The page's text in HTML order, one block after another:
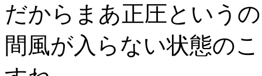
だからまあ正圧という
間風が入らない状態の